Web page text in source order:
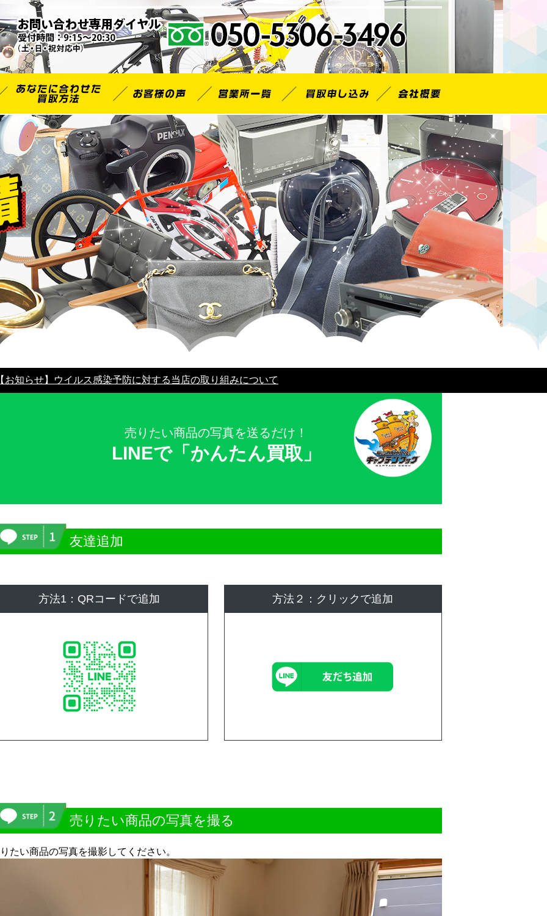
お知らせ】ウイルス感染予防に対する当店の取り組みについて
売りたい商品の写真を送るだけ！
LINEで「かんたん買取」
友達追加
方法1：QRコードで追加 方法２：クリックで追加
売りたい商品の写真を撮る
たい商品の写真を撮影してください。